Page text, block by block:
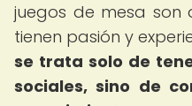
juegos de mesa son
tienen pasión y
se trata solo de
sociales, sino de